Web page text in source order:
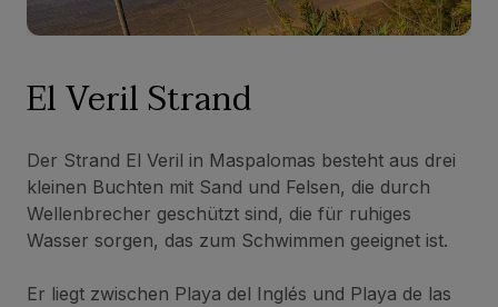
El Veril Strand
Der Strand El Veril in Maspalomas besteht aus drei
kleinen Buchten mit Sand und Felsen, die durch
Wellenbrecher geschützt sind, die für ruhiges
Wasser sorgen, das zum Schwimmen geeignet ist.
Er liegt zwischen Playa del Inglés und Playa de las